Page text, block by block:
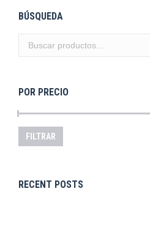
BÚSQUEDA
POR PRECIO
FILTRAR
RECENT POSTS